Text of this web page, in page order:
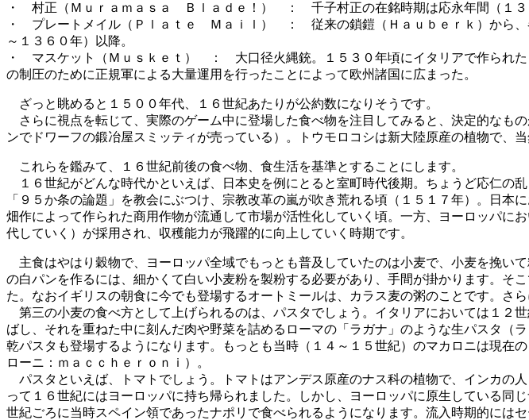
・ 村正（Ｍｕｒａｍａｓａ Ｂｌａｄｅ！） ： 千子村正の在銘時期は応永年間（１３
・ プレートメイル（Ｐｌａｔｅ Ｍａｉｌ） ： 従来の鎖鎧（Ｈａｕｂｅｒｋ）から、
～１３６０年）以降。
・ マスケット（Ｍｕｓｋｅｔ） ： 大口径火縄銃。１５３０年頃にイタリアで作られ
の制圧のために正規軍による大量運用を行ったことによって欧州諸国に広まった。
ざっと眺めると１５００年代、１６世紀あたりが公約数になりそうです。
さらに視点を転じて、実際のゲーム中に登場した食べ物を注目してみると、決定的なも
ンでドワーフの鍛冶屋スミッティが売っている）。トウモロコシは新大陸原産の植物で、
これらを鑑みて、１６世紀前後の食べ物、食生活を基準とすることにします。
１６世紀がどんな時代かといえば、日本史を例にとると室町時代後期。ちょうど応仁の
「９５か条の論題」を教会にぶつけ、宗教改革の嵐が吹き荒れる頃（１５１７年）。日
畑作によって作られた商用作物が流通して市場が活性化していく頃。一方、ヨーロッパに
代していく）が採用され、収穫能力が飛躍的に向上していく時期です。
主食はやはり穀物で、ヨーロッパ全域でもっとも普及していたのは小麦で、小麦を挽い
の白パンを作るには、細かくて白い小麦粉を製粉する必要があり、手間が掛かります。そ
た。なおイギリスの朝食に今でも登場するオートミールは、カラス麦の粥のことです。さ
第三の小麦の食べ方として上げられるのは、パスタでしょう。イタリアにおいては１２
ばし、それを重ねた中に刻んだ肉や野菜を詰めるローマの「ラガナ」のような生パスタ（
乾パスタも登場するようになります。もっとも当時（１４～１５世紀）のマカロニは現在
ローニ：ｍａｃｃｈｅｒｏｎｉ）。
パスタといえば、トマトでしょう。トマトはアンデス原産のナス科の植物で、インカの
って１６世紀にはヨーロッパに持ち帰られました。しかし、ヨーロッパに原生している同
世紀ごろに当時スペイン領であったナポリで食べられるようになります。流入時期的には